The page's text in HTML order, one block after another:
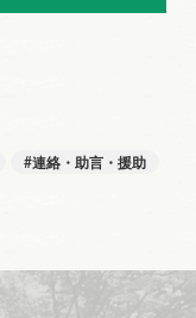
連絡・助言・援助